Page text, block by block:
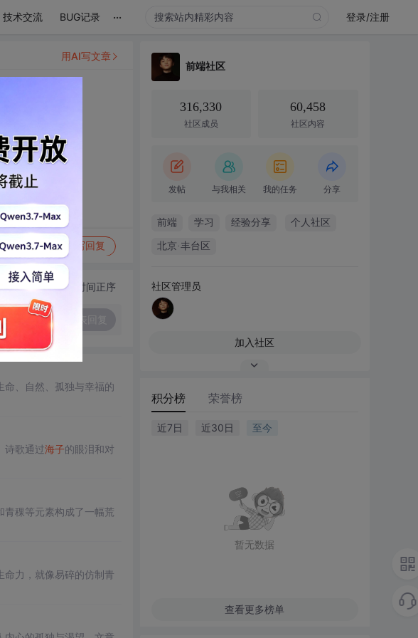
技术交流 BUG记录 ... 登录/注册
写回复
用AI写文章
切换为时间正序
命、自然、孤独与幸福的
诗歌通过海子的眼泪和对
稞等元素构成了一幅荒
命力，就像易碎的仿制青
前端社区
316,330
社区成员
60,458
社区内容
发帖 与我相关 我的任务 分享
前端 学习 经验分享 个人社区
北京·丰台区
社区管理员
加入社区
积分榜 荣誉榜
近7日 近30日 至今
暂无数据
查看更多榜单